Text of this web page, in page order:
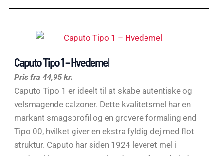
Caputo Tipo 1 – Hvedemel
Pris fra 44,95 kr.
Caputo Tipo 1 er ideelt til at skabe autentiske og
velsmagende calzoner. Dette kvalitetsmel har en
markant smagsprofil og en grovere formaling end
Tipo 00, hvilket giver en ekstra fyldig dej med flot
struktur. Caputo har siden 1924 leveret mel i